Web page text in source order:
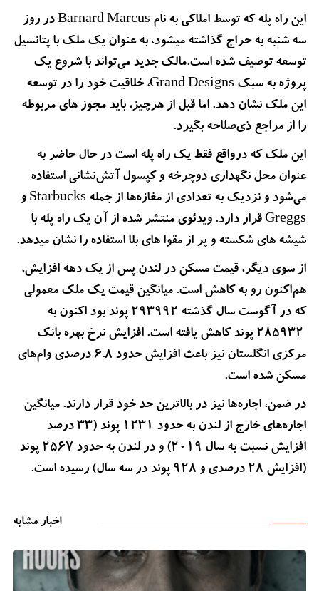
این راه پله که توسط املاکی به نام Barnard Marcus در روز
سه شنبه به حراج گذاشته میشود، به عنوان یک ملک با پتانسیل
توسعه توصیف شده است.مالک جدید می‌تواند با شروع یک
پروژه به سبک Grand Designs، خلاقیت خود را در توسعه
این ملک نشان دهد. اما قبل از هرچیز، باید مجوز های مربوطه
را از مراجع ذی‌صلاحه بگیرد.
این ملک که درواقع فقط یک راه پله است در حال حاضر به
عنوان محل نگهداری دوچرخه و کپسول آتش‌نشانی استفاده
می‌شود و نزدیک به تعدادی از مغازه‌ها از جمله Starbucks و
Greggs قرار دارد. ویدئوی منتشر شده از آن یک راه پله با
شیشه های شکسته و پر از مقوا های بلا استفاده را نشان میدهد.
از سوی دیگر، قیمت مسکن در لندن پس از یک دهه افزایش،
هم‌اکنون رو به کاهش است. میانگین قیمت یک ملک معمولی
که در آگوست سال گذشته 293992 پوند بود اکنون به
285932 پوند کاهش یافته است. افزایش نرخ بهره بانک
مرکزی انگلستان نیز باعث افزایش حدود 6.8 درصدی وام‌های
مسکن شده است.
در ضمن، اجاره‌ها نیز در بالاترین حد خود قرار دارند. میانگین
اجاره‌های خارج از لندن به حدود 1231 پوند (33 درصد
افزایش نسبت به سال 2019) و در لندن به حدود 2567 پوند
(افزایش 28 درصدی و 928 پوند در سه سال) رسیده است.
اخبار مشابه